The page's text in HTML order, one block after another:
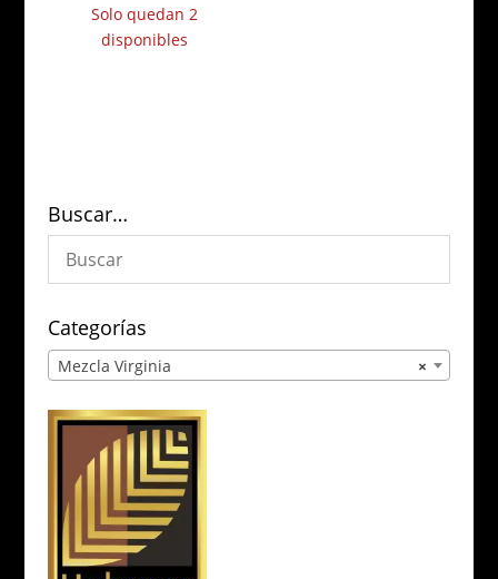
Solo quedan 2
disponibles
Buscar…
Categorías
×
Mezcla Virginia